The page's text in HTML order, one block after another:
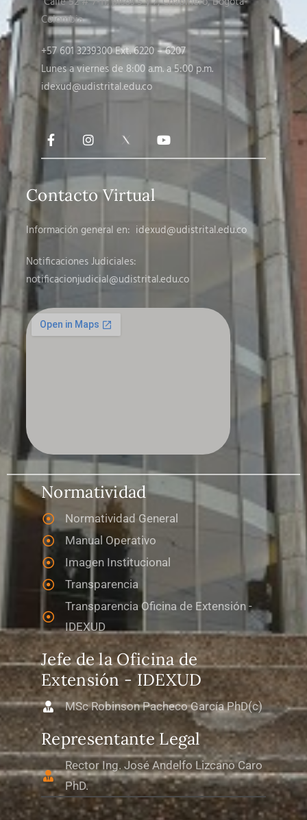
Colombia
+57 601 3239300 Ext. 6220 – 6207
Lunes a viernes de 8:00 a.m. a 5:00 p.m.
idexud@udistrital.edu.co
Contacto Virtual
Información general en: idexud@udistrital.edu.co
Notificaciones Judiciales:
notificacionjudicial@udistrital.edu.co
Normatividad
Normatividad General
Manual Operativo
Imagen Institucional
Transparencia
Transparencia Oficina de Extensión -
IDEXUD
Jefe de la Oficina de
Extensión - IDEXUD
MSc Robinson Pacheco García PhD(c)
Representante Legal
Rector Ing. José Andelfo Lizcano Caro
PhD.